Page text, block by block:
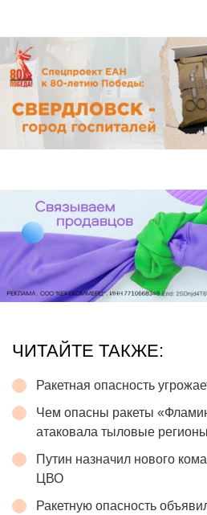
ЧИТАЙТЕ ТАКЖЕ:
Ракетная опасность
Чем опасны ракеты
атаковала тыловые
Путин назначил нового
ЦВО
Ракетную опасность